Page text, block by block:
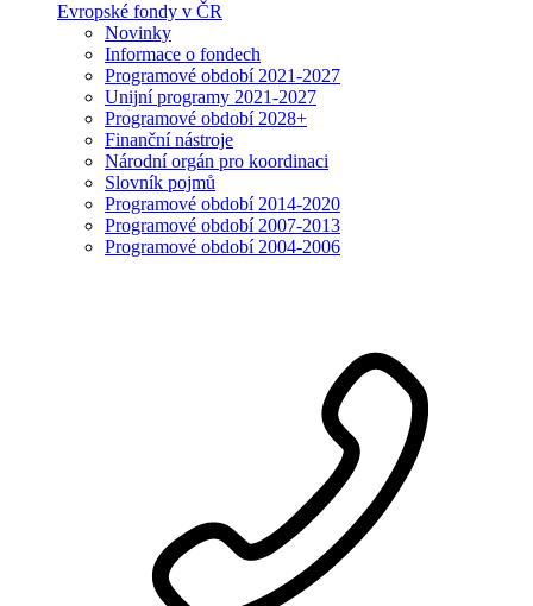
Evropské fondy v ČR
Novinky
Informace o fondech
Programové období 2021-2027
Unijní programy 2021-2027
Programové období 2028+
Finanční nástroje
Národní orgán pro koordinaci
Slovník pojmů
Programové období 2014-2020
Programové období 2007-2013
Programové období 2004-2006